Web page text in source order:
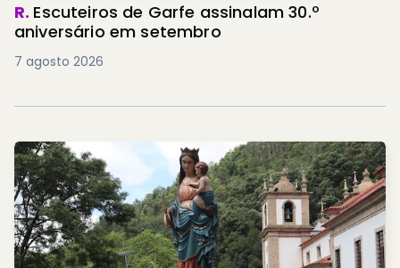
R. Escuteiros de Garfe assinalam 30.º
aniversário em setembro
7 agosto 2026